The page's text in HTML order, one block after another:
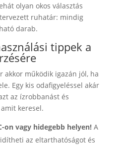
olyan okos választás
ruhatár: mindig
darab.
tippek a
akkor működik igazán jól, ha
Egy kis odafigyeléssel akár
az ízrobbanást és
keresel.
on vagy hidegebb helyen!A
az eltarthatóságot és